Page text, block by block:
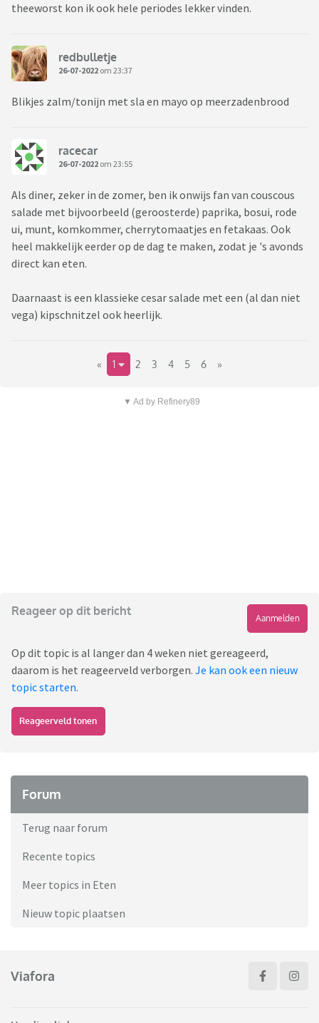
theeworst kon ik ook hele periodes lekker vinden.
redbulletje
26-07-2022 om 23:37
Blikjes zalm/tonijn met sla en mayo op meerzadenbrood
racecar
26-07-2022 om 23:55
Als diner, zeker in de zomer, ben ik onwijs fan van couscous
salade met bijvoorbeeld (geroosterde) paprika, bosui, rode
ui, munt, komkommer, cherrytomaatjes en fetakaas. Ook
heel makkelijk eerder op de dag te maken, zodat je 's avonds
direct kan eten.
Daarnaast is een klassieke cesar salade met een (al dan niet
vega) kipschnitzel ook heerlijk.
« 1 2 3 4 5 6 »
▼ Ad by Refinery89
Reageer op dit bericht
Aanmelden
Op dit topic is al langer dan 4 weken niet gereageerd,
daarom is het reageerveld verborgen. Je kan ook een nieuw
topic starten.
Reageerveld tonen
Forum
Terug naar forum
Recente topics
Meer topics in Eten
Nieuw topic plaatsen
Viafora